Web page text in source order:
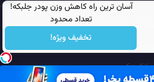
آسان ترین راه کاهش وزن پودر جلبکه!
تعداد محدود
تخفیف ویژه!
است © 2026
مجله نورگرام
نورگرام
بانک عکس
هم معنی